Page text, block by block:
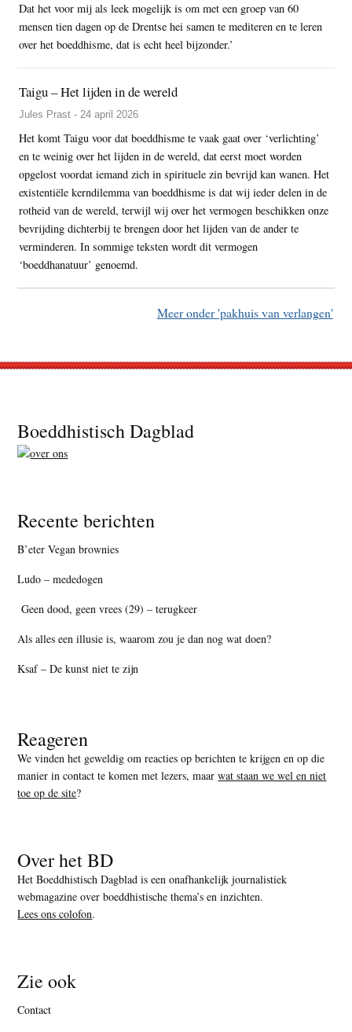
Dat het voor mij als leek mogelijk is om met een groep van 60
mensen tien dagen op de Drentse hei samen te mediteren en te leren
over het boeddhisme, dat is echt heel bijzonder.’
Taigu – Het lijden in de wereld
Jules Prast - 24 april 2026
Het komt Taigu voor dat boeddhisme te vaak gaat over ‘verlichting’
en te weinig over het lijden in de wereld, dat eerst moet worden
opgelost voordat iemand zich in spirituele zin bevrijd kan wanen. Het
existentiële kerndilemma van boeddhisme is dat wij ieder delen in de
rotheid van de wereld, terwijl wij over het vermogen beschikken onze
bevrijding dichterbij te brengen door het lijden van de ander te
verminderen. In sommige teksten wordt dit vermogen
‘boeddhanatuur’ genoemd.
Meer onder 'pakhuis van verlangen'
Footer
Boeddhistisch Dagblad
Recente berichten
B’eter Vegan brownies
Ludo – mededogen
Geen dood, geen vrees (29) – terugkeer
Als alles een illusie is, waarom zou je dan nog wat doen?
Ksaf – De kunst niet te zijn
Reageren
We vinden het geweldig om reacties op berichten te krijgen en op die
manier in contact te komen met lezers, maarwat staan we wel en niet
toe op de site?
Over het BD
Het Boeddhistisch Dagblad is een onafhankelijk journalistiek
webmagazine over boeddhistische thema’s en inzichten.
Lees ons colofon.
Zie ook
Contact